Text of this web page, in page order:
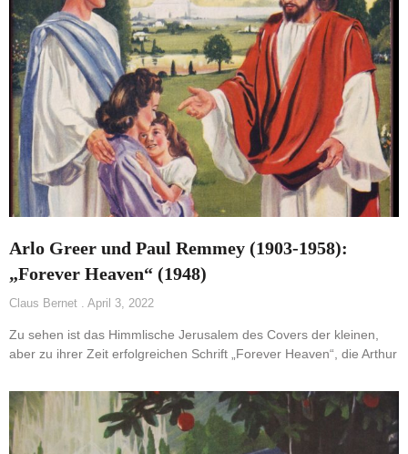
Arlo Greer und Paul Remmey (1903-1958):
„Forever Heaven“ (1948)
Claus Bernet April 3, 2022
Zu sehen ist das Himmlische Jerusalem des Covers der kleinen,
aber zu ihrer Zeit erfolgreichen Schrift „Forever Heaven“, die Arthur